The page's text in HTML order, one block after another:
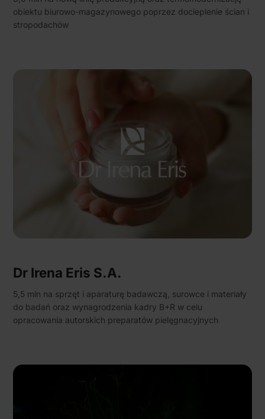
społecznościowym, reklamowym i analitycznym.
Partnerzy mogą połączyć te informacje z innymi danymi
otrzymanymi od Ciebie lub uzyskanymi podczas
obiektu biurowo-magazynowego poprzez docieplenie ścian i
stropodachów
Dr Irena Eris S.A.
5,5 mln na sprzęt i aparaturę badawczą, surowce i materiały
do badań oraz wynagrodzenia kadry B+R w celu
opracowania autorskich preparatów pielęgnacyjnych